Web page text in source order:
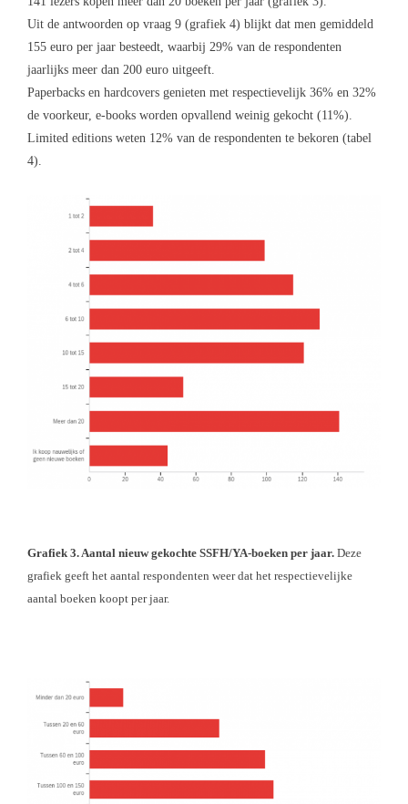
Uit de antwoorden op vraag 9 (grafiek 4) blijkt dat men gemiddeld
155 euro per jaar besteedt, waarbij 29% van de respondenten
jaarlijks meer dan 200 euro uitgeeft.
Paperbacks en hardcovers genieten met respectievelijk 36% en 32%
de voorkeur, e-books worden opvallend weinig gekocht (11%).
Limited editions weten 12% van de respondenten te bekoren (tabel
4).
Grafiek 3. Aantal nieuw gekochte SSFH/YA-boeken per jaar. Deze
grafiek geeft het aantal respondenten weer dat het respectievelijke
aantal boeken koopt per jaar.